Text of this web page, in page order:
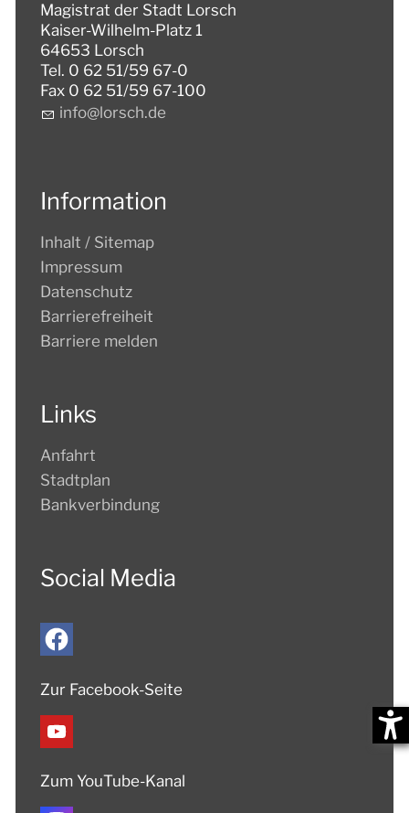
Magistrat der Stadt Lorsch
Kaiser-Wilhelm-Platz 1
64653 Lorsch
Tel. 0 62 51/59 67-0
Fax 0 62 51/59 67-100
nf
l rsch d
Information
Inhalt / Sitemap
Impressum
Datenschutz
Barrierefreiheit
Barriere melden
Links
Anfahrt
Stadtplan
Bankverbindung
Social Media
Zur Facebook-Seite
Zum YouTube-Kanal